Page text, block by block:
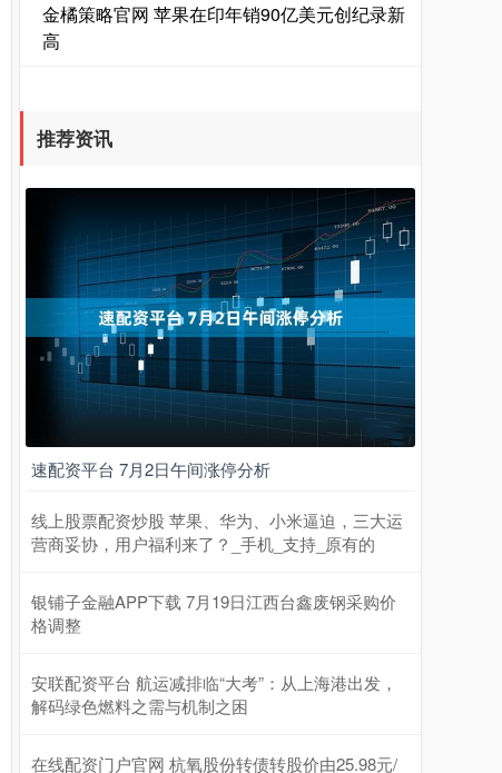
金橘策略官网 苹果在印年销90亿美元创纪录新
高
推荐资讯
速配资平台 7月2日午间涨停分析
线上股票配资炒股 苹果、华为、小米逼迫，三大运
营商妥协，用户福利来了？_手机_支持_原有的
银铺子金融APP下载 7月19日江西台鑫废钢采购价
格调整
安联配资平台 航运减排临“大考”：从上海港出发，
解码绿色燃料之需与机制之困
在线配资门户官网 杭氧股份转债转股价由25.98元/